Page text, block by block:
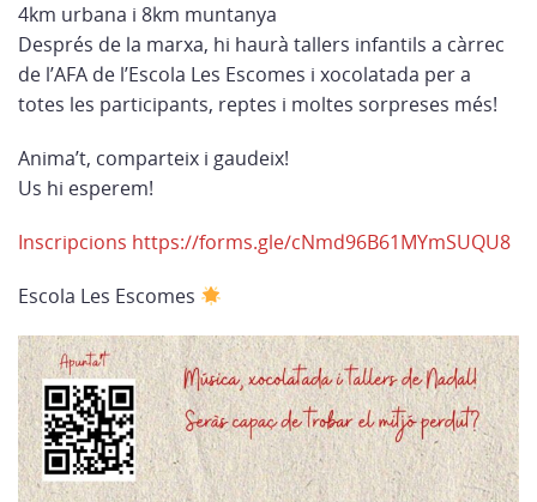
4km urbana i 8km muntanya
Després de la marxa, hi haurà tallers infantils a càrrec
de l’AFA de l’Escola Les Escomes i xocolatada per a
totes les participants, reptes i moltes sorpreses més!
Anima’t, comparteix i gaudeix!
Us hi esperem!
Inscripcions https://forms.gle/cNmd96B61MYmSUQU8
Escola Les Escomes